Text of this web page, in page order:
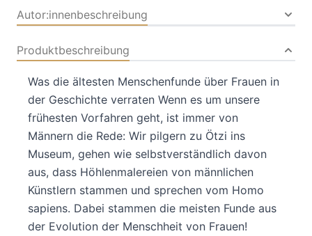
Autor:innenbeschreibung
Produktbeschreibung
Was die ältesten Menschenfunde über Frauen in
der Geschichte verraten Wenn es um unsere
frühesten Vorfahren geht, ist immer von
Männern die Rede: Wir pilgern zu Ötzi ins
Museum, gehen wie selbstverständlich davon
aus, dass Höhlenmalereien von männlichen
Künstlern stammen und sprechen vom Homo
sapiens. Dabei stammen die meisten Funde aus
der Evolution der Menschheit von Frauen!